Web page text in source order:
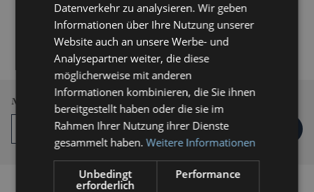
239,00 € *
inkl. MwSt.zzgl. Versandkosten
Lieferzeit 3-5 Werktage
Menge
IN DEN WARENKORB
Auf die Vergleichsliste setzen
Datenverkehr zu analysieren. Wir geben
Informationen über Ihre Nutzung unserer
Website auch an unsere Werbe- und
Analysepartner weiter, die diese
möglicherweise mit anderen
Informationen kombinieren, die Sie ihnen
bereitgestellt haben oder die sie im
Rahmen Ihrer Nutzung ihrer Dienste
gesammelt haben.Weitere Informationen
Unbedingt
erforderlich
Performance